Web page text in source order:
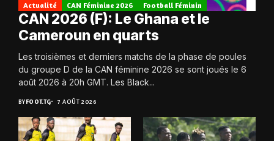
Actualité CAN Féminine 2026 Football Féminin
CAN 2026 (F): Le Ghana et le
Cameroun en quarts
Les troisièmes et derniers matchs de la phase de poules
du groupe D de la CAN féminine 2026 se sont joués le 6
août 2026 à 20h GMT. Les Black...
BYFOOT.TG 7 AOÛT 2026